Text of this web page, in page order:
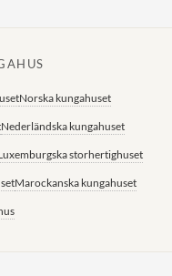
Norska kungahuset
Nederländska kungahuset
storhertighuset
Marockanska kungahuset